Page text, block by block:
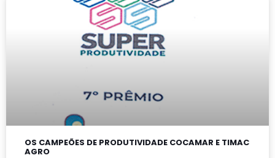
OS CAMPEÕES DE PRODUTIVIDADE COCAMAR E TIMAC
AGRO